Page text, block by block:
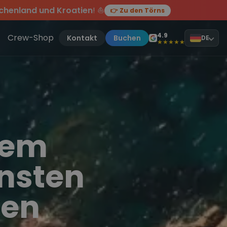
und Kroatien! ⛵ 👉 Zu den Törns
Törn!
des Jahres, sei dabei.
Crew-Shop Kontakt Buchen 4.9
★★★★★ DE